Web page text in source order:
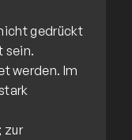
gedrückt
sein.
werden. Im
zur